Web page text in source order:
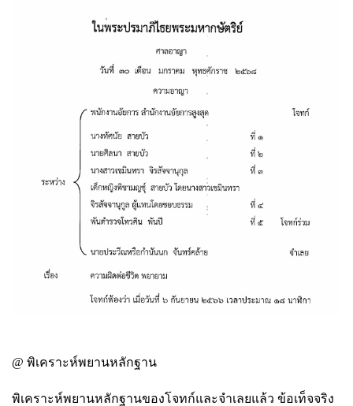
@ พิเคราะห์พยานหลักฐาน
พิเคราะห์พยานหลักฐานของโจทก์และจําเลยแล้ว ข้อเท็จจริง